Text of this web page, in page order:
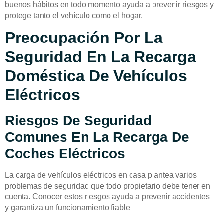
buenos hábitos en todo momento ayuda a prevenir riesgos y
protege tanto el vehículo como el hogar.
Preocupación Por La
Seguridad En La Recarga
Doméstica De Vehículos
Eléctricos
Riesgos De Seguridad
Comunes En La Recarga De
Coches Eléctricos
La carga de vehículos eléctricos en casa plantea varios
problemas de seguridad que todo propietario debe tener en
cuenta. Conocer estos riesgos ayuda a prevenir accidentes
y garantiza un funcionamiento fiable.